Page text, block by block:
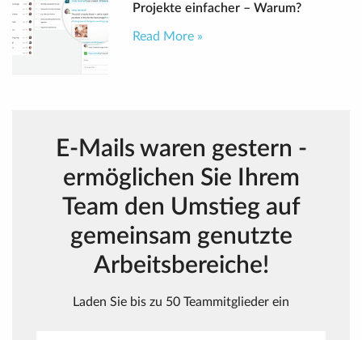
Projekte einfacher – Warum?
Read More »
E-Mails waren gestern -
ermöglichen Sie Ihrem
Team den Umstieg auf
gemeinsam genutzte
Arbeitsbereiche!
Laden Sie bis zu 50 Teammitglieder ein